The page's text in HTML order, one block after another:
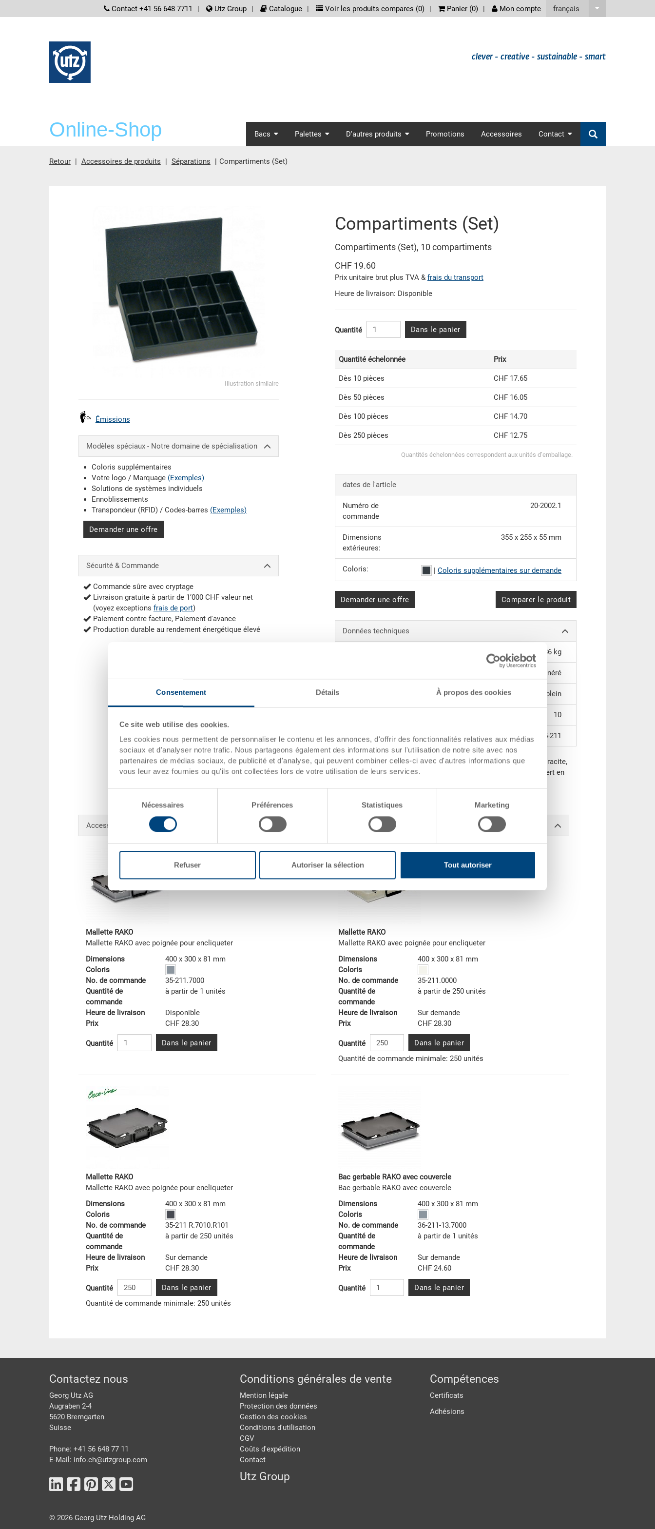
Consentement Détails À propos des cookies
Ce site web utilise des cookies.
Les cookies nous permettent de personnaliser le contenu et les annonces, d'offrir des fonctionnalités relatives aux médias
sociaux et d'analyser notre trafic. Nous partageons également des informations sur l'utilisation de notre site avec nos
partenaires de médias sociaux, de publicité et d'analyse, qui peuvent combiner celles-ci avec d'autres informations que
vous leur avez fournies ou qu'ils ont collectées lors de votre utilisation de leurs services.
consentement
Nécessaires Préférences Statistiques Marketing
Refuser Autoriser la sélection Tout autoriser
français
screenreader.meta_nav
Contact +41 56 648 7711 Utz Group Catalogue Voir les produits compares (0) Panier (0) Mon compte
clever - creative - sustainable - smart
Online-Shop screenreader.main_nav
Bacs Palettes D'autres produits Promotions Accessoires Contact
Retour Accessoires de produits Séparations Compartiments (Set)
Illustration similaire
Émissions
Modèles spéciaux - Notre domaine de spécialisation
Coloris supplémentaires
Votre logo / Marquage (Exemples)
Solutions de systèmes individuels
Ennoblissements
Transpondeur (RFID) / Codes-barres (Exemples)
Demander une offre
Sécurité & Commande
Commande sûre avec cryptage
Livraison gratuite à partir de 1‘000 CHF valeur net
(voyez exceptions frais de port)
Paiement contre facture, Paiement d'avance
Production durable au rendement énergétique élevé
Compartiments (Set)
Compartiments (Set), 10 compartiments
CHF 19.60
Prix unitaire brut plus TVA & frais du transport
Heure de livraison: Disponible
Quantité Dans le panier
Quantité échelonnée Prix
Dès 10 pièces CHF 17.65
Dès 50 pièces CHF 16.05
Dès 100 pièces CHF 14.70
Dès 250 pièces CHF 12.75
Quantités échelonnées correspondent aux unités d’emballage.
dates de l'article
Numéro de
commande
20-2002.1
Dimensions
extérieures:
355 x 255 x 55 mm
Coloris: |Coloris supplémentaires sur demande
Demander une offre Comparer le produit
Données techniques
0.36 kg
PS régénéré
plein
10
Pour mallette 35-211
Compartiments (Set), pour mallette 35-211, PS régénéré, gris anthracite,
ext. 355x255x55 mm, consistant en 1 insert compartimenté, 1 insert en
Accessoires en option
Mallette RAKO
Mallette RAKO avec poignée pour encliqueter
Dimensions
400 x 300 x 81 mm
Coloris
No. de commande
35-211.7000
Quantité de
commande
à partir de 1 unités
Heure de livraison
Disponible
Prix
CHF 28.30
Quantité Dans le panier
Mallette RAKO
Mallette RAKO avec poignée pour encliqueter
Dimensions
400 x 300 x 81 mm
Coloris
No. de commande
35-211.0000
Quantité de
commande
à partir de 250 unités
Heure de livraison
Sur demande
Prix
CHF 28.30
Quantité
Dans le panier
Quantité de commande minimale: 250 unités
Mallette RAKO
Mallette RAKO avec poignée pour encliqueter
Dimensions
400 x 300 x 81 mm
Coloris
No. de commande
35-211 R.7010.R101
Quantité de
commande
à partir de 250 unités
Heure de livraison
Sur demande
Prix
CHF 28.30
Quantité
Dans le panier
Quantité de commande minimale: 250 unités
Bac gerbable RAKO avec couvercle
Bac gerbable RAKO avec couvercle
Dimensions
400 x 300 x 81 mm
Coloris
No. de commande
36-211-13.7000
Quantité de
commande
à partir de 1 unités
Heure de livraison
Sur demande
Prix
CHF 24.60
Quantité Dans le panier
pied de page
Contactez nous
Georg Utz AG
Augraben 2-4
5620 Bremgarten
Suisse
Phone: +41 56 648 77 11
E-Mail: info.ch@utzgroup.com
Conditions générales de vente
Mention légale
Protection des données
Gestion des cookies
Conditions d'utilisation
CGV
Coûts d'expédition
Contact
Utz Group
Compétences
Certificats
Adhésions
© 2026Georg Utz Holding AG